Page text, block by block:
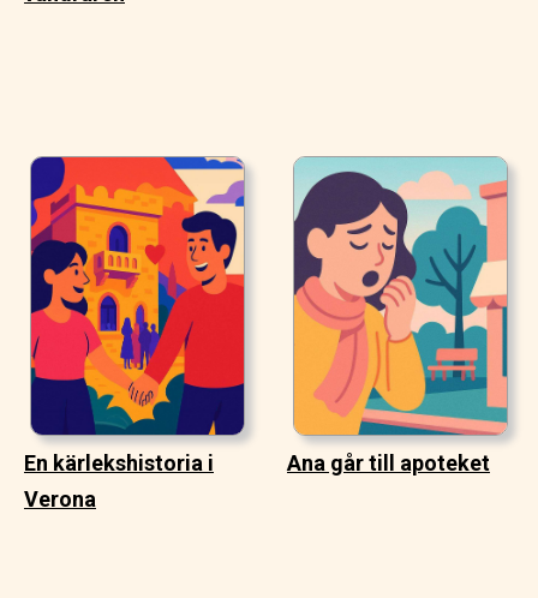
En kärlekshistoria i
Verona
Ana går till apoteket